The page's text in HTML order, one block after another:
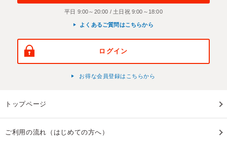
平日 9:00～20:00 / 土日祝 9:00～18:00
よくあるご質問はこちらから
ログイン
お得な会員登録はこちらから
トップページ
ご利用の流れ（はじめての方へ）